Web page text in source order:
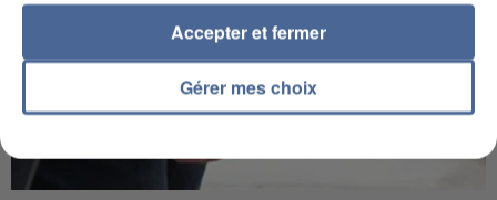
Gérer mes choix
Accepter et fermer